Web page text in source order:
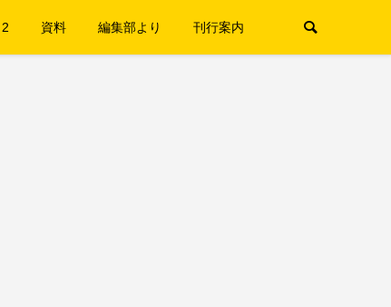
資料 編集部より 刊行案内